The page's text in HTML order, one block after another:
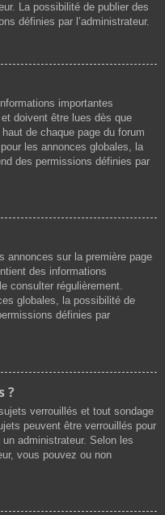
La possibilité de publier des
définies par l’administrateur.
importantes
doivent être lues dès que
de chaque page du forum
les annonces globales, la
des permissions définies par
annonces sur la première page
des informations
consulter régulièrement.
globales, la possibilité de
définies par
?
verrouillés et tout sondage
peuvent être verrouillés pour
administrateur. Selon les
vous pouvez ou non